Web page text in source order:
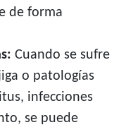
de forma
Cuando se sufre
o patologías
infecciones
se puede